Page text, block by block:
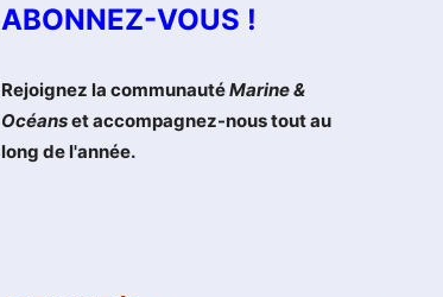
ABONNEZ-VOUS !
Rejoignez la communautéMarine &
Océanset accompagnez-nous tout au
long de l'année.